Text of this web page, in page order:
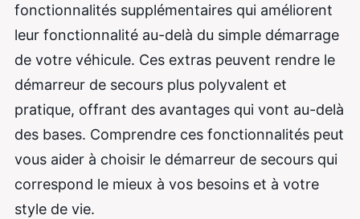
fonctionnalités supplémentaires qui améliorent
leur fonctionnalité au-delà du simple démarrage
de votre véhicule. Ces extras peuvent rendre le
démarreur de secours plus polyvalent et
pratique, offrant des avantages qui vont au-delà
des bases. Comprendre ces fonctionnalités peut
vous aider à choisir le démarreur de secours qui
correspond le mieux à vos besoins et à votre
style de vie.